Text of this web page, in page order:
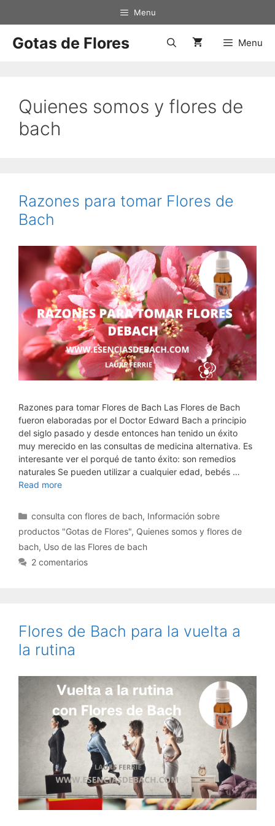
Menu
Gotas de Flores Menu
Quienes somos y flores de
bach
Razones para tomar Flores de
Bach
Razones para tomar Flores de Bach Las Flores de Bach
fueron elaboradas por el Doctor Edward Bach a principio
del siglo pasado y desde entonces han tenido un éxito
muy merecido en las consultas de medicina alternativa. Es
interesante ver el porqué de tanto éxito: son remedios
naturales Se pueden utilizar a cualquier edad, bebés …
Read more
Categorías
consulta con flores de bach, Información sobre
productos "Gotas de Flores", Quienes somos y flores de
bach, Uso de las Flores de bach
2 comentarios
Flores de Bach para la vuelta a
la rutina